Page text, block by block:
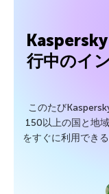
行中のイ
このたび
150以上の国と地
をすぐに利用でき